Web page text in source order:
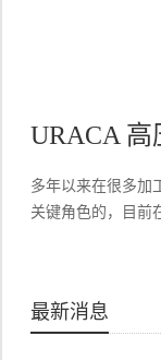
URACA 高
多年以来在很多加
关键角色的，目前
其产品特点及应用
最新消息